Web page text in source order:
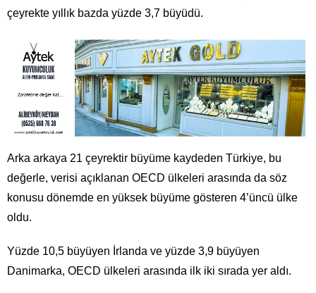
çeyrekte yıllık bazda yüzde 3,7 büyüdü.
Arka arkaya 21 çeyrektir büyüme kaydeden Türkiye, bu
değerle, verisi açıklanan OECD ülkeleri arasında da söz
konusu dönemde en yüksek büyüme gösteren 4’üncü ülke
oldu.
Yüzde 10,5 büyüyen İrlanda ve yüzde 3,9 büyüyen
Danimarka, OECD ülkeleri arasında ilk iki sırada yer aldı.